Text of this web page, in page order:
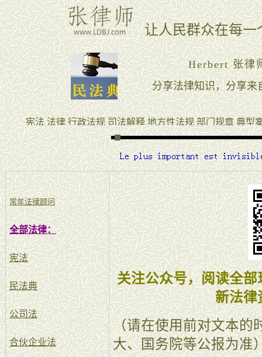
常年法律顾问
全部法律：
宪法
民法典
公司法
合伙企业法
关注公众号，阅读全
新法律
（请在使用前对文本的
大、国务院等公报为准